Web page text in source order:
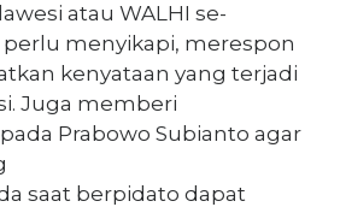
atau WALHI se-
perlu menyikapi, merespon
kenyataan yang terjadi
Juga memberi
Prabowo Subianto agar
saat berpidato dapat